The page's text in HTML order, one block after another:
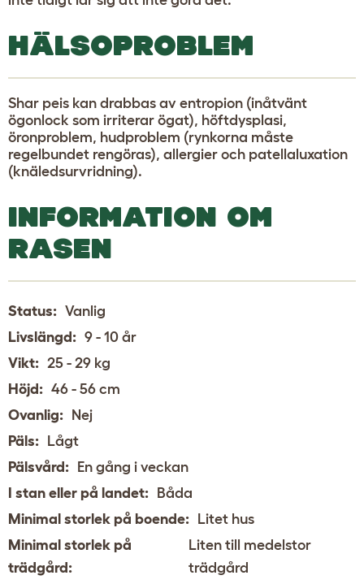
HÄLSOPROBLEM
Shar peis kan drabbas av entropion (inåtvänt
ögonlock som irriterar ögat), höftdysplasi,
öronproblem, hudproblem (rynkorna måste
regelbundet rengöras), allergier och patellaluxation
(knäledsurvridning).
INFORMATION OM
RASEN
Status: Vanlig
Livslängd: 9 - 10 år
Vikt: 25 - 29 kg
Höjd: 46 - 56 cm
Ovanlig: Nej
Päls: Lågt
Pälsvård: En gång i veckan
I stan eller på landet: Båda
Minimal storlek på boende: Litet hus
Minimal storlek på
trädgård:
Liten till medelstor
trädgård